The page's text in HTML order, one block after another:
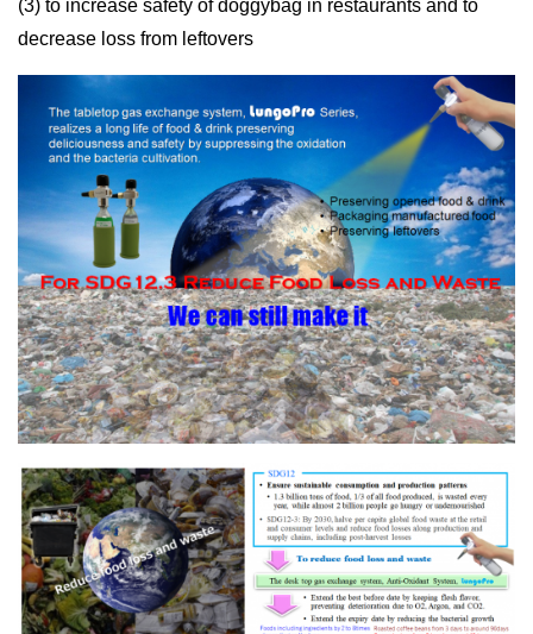
(3) to increase safety of doggybag in restaurants and to
decrease loss from leftovers